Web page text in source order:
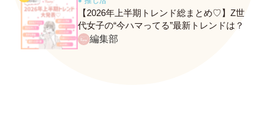
【2026年上半期トレンド総まとめ♡】Z世
代女子の“今ハマってる”最新トレンドは？
ネクストバズ予報もチェック♪
編集部